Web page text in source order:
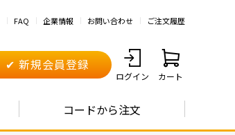
FAQ 企業情報 お問い合わせ ご注文履歴
✔ 新規会員登録
ログイン カート
コードから注文